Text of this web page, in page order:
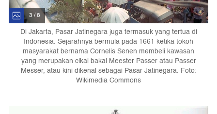
3 / 8
Di Jakarta, Pasar Jatinegara juga termasuk yang tertua di
Indonesia. Sejarahnya bermula pada 1661 ketika tokoh
masyarakat bernama Cornelis Senen membeli kawasan
yang merupakan cikal bakal Meester Passer atau Passer
Messer, atau kini dikenal sebagai Pasar Jatinegara. Foto:
Wikimedia Commons